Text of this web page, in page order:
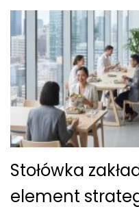
Stołówka
element